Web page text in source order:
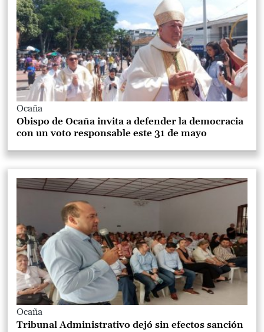
Ocaña
Obispo de Ocaña invita a defender la democracia
con un voto responsable este 31 de mayo
Ocaña
Tribunal Administrativo dejó sin efectos sanción